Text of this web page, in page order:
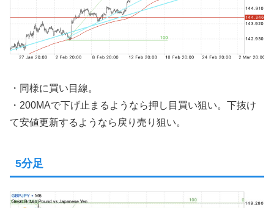
・同様に買い目線。
・200MAで下げ止まるようなら押し目買い狙い。下抜け
て安値更新するようなら戻り売り狙い。
5分足